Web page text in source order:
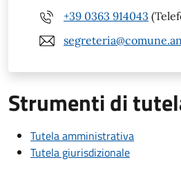
+39 0363 914043
Strumenti di
Tutela amministrativa
Tutela giurisdizionale